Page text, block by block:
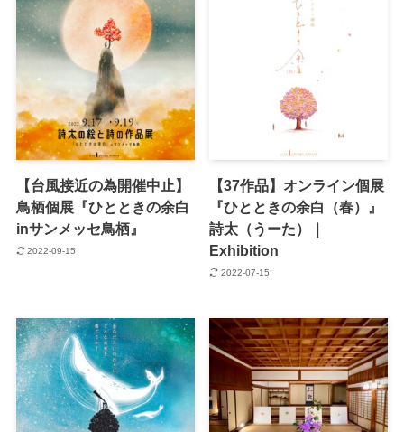
【台風接近の為開催中止】
鳥栖個展『ひとときの余白
inサンメッセ鳥栖』
2022-09-15
【37作品】オンライン個展
『ひとときの余白（春）』
詩太（うーた）｜
Exhibition
2022-07-15